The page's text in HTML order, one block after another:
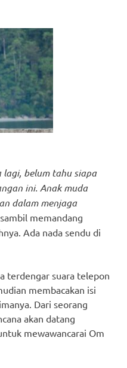
lagi, belum tahu siapa
ini. Anak muda
dalam menjaga
memandang
Ada nada sendu di
terdengar suara telepon
membacakan isi
Dari seorang
akan datang
mewawancarai Om